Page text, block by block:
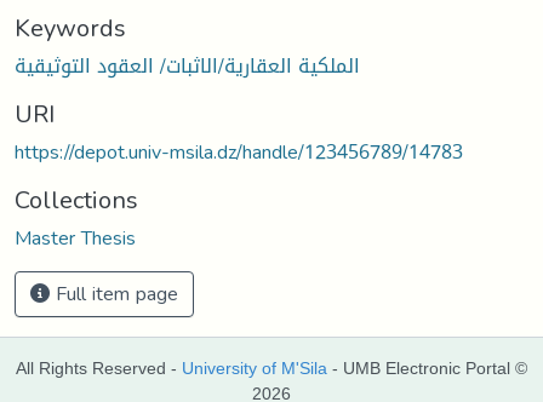
Keywords
الملكية العقارية/الاثبات/ العقود التوثيقية
URI
https://depot.univ-msila.dz/handle/123456789/14783
Collections
Master Thesis
Full item page
All Rights Reserved - University of M'Sila - UMB Electronic Portal ©
2026